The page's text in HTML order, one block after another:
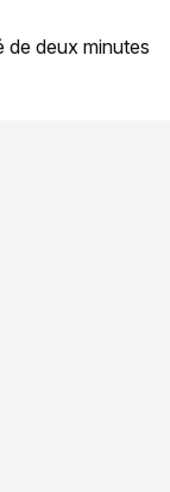
de deux minutes